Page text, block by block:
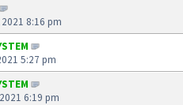
8:16 pm
5:27 pm
6:19 pm